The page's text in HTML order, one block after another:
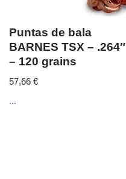
Puntas de bala
BARNES TSX – .264″
– 120 grains
57,66 €
...